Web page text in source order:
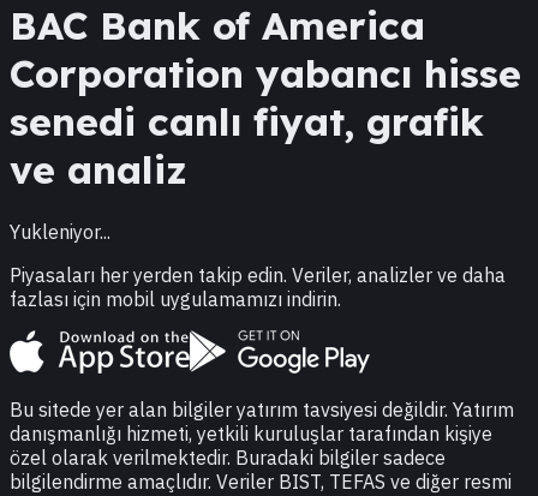
BAC Bank of America
Corporation yabancı hisse
senedi canlı fiyat, grafik
ve analiz
Yukleniyor...
Piyasaları her yerden takip edin. Veriler, analizler ve daha
fazlası için mobil uygulamamızı indirin.
Bu sitede yer alan bilgiler yatırım tavsiyesi değildir. Yatırım
danışmanlığı hizmeti, yetkili kuruluşlar tarafından kişiye
özel olarak verilmektedir. Buradaki bilgiler sadece
bilgilendirme amaçlıdır. Veriler BIST, TEFAS ve diğer resmi